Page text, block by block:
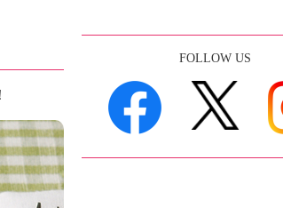
FOLLOW US